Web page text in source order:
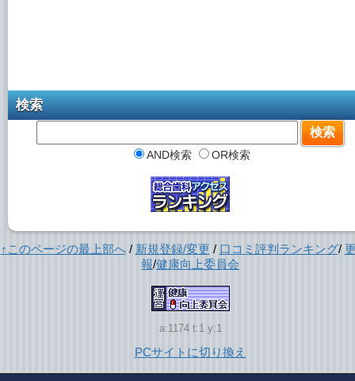
検索
AND検索 OR検索
↑このページの最上部へ/ 新規登録/変更 / 口コミ評判ランキング/
報/健康向上委員会
a:1174 t:1 y:1
PCサイトに切り換え